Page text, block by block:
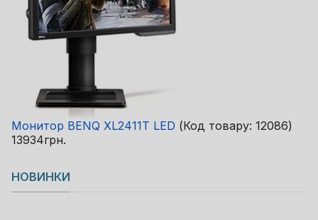
Монитор BENQ XL2411T LED (Код товару: 12086)
13934грн.
НОВИНКИ